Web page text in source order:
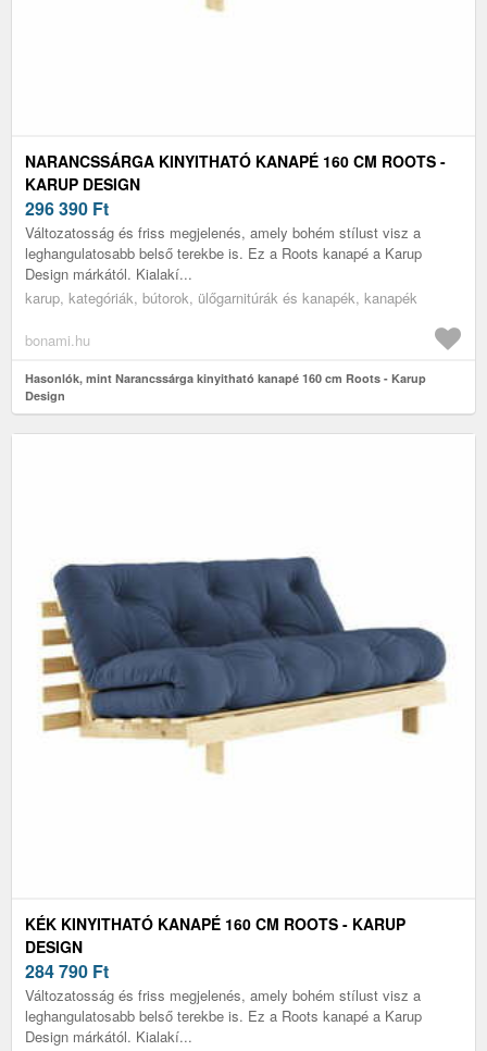
NARANCSSÁRGA KINYITHATÓ KANAPÉ 160 CM ROOTS -
KARUP DESIGN
296 390 Ft
Változatosság és friss megjelenés, amely bohém stílust visz a
leghangulatosabb belső terekbe is. Ez a Roots kanapé a Karup
Design márkától. Kialakí...
karup, kategóriák, bútorok, ülőgarnitúrák és kanapék, kanapék
bonami.hu
Hasonlók, mint Narancssárga kinyitható kanapé 160 cm Roots - Karup
Design
KÉK KINYITHATÓ KANAPÉ 160 CM ROOTS - KARUP
DESIGN
284 790 Ft
Változatosság és friss megjelenés, amely bohém stílust visz a
leghangulatosabb belső terekbe is. Ez a Roots kanapé a Karup
Design márkától. Kialakí...